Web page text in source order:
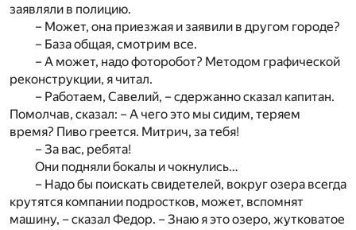
заявляли в полицию.
– Может, она приезжая и заявили в другом городе?
– База общая, смотрим все.
– А может, надо фоторобот? Методом графической
реконструкции, я читал.
– Работаем, Савелий, – сдержанно сказал капитан.
Помолчав, сказал: – А чего это мы сидим, теряем
время? Пиво греется. Митрич, за тебя!
– За вас, ребята!
Они подняли бокалы и чокнулись…
– Надо бы поискать свидетелей, вокруг озера всегда
крутятся компании подростков, может, вспомнят
машину, – сказал Федор. – Знаю я это озеро, жутковатое